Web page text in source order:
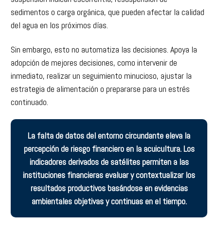
sedimentos o carga orgánica, que pueden afectar la calidad
del agua en los próximos días.
Sin embargo, esto no automatiza las decisiones. Apoya la
adopción de mejores decisiones, como intervenir de
inmediato, realizar un seguimiento minucioso, ajustar la
estrategia de alimentación o prepararse para un estrés
continuado.
La falta de datos del entorno circundante eleva la
percepción de riesgo financiero en la acuicultura. Los
indicadores derivados de satélites permiten a las
instituciones financieras evaluar y contextualizar los
resultados productivos basándose en evidencias
ambientales objetivas y continuas en el tiempo.